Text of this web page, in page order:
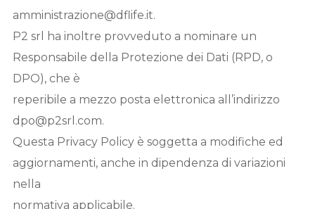
amministrazione@dflife.it.
P2 srl ha inoltre provveduto a nominare un
Responsabile della Protezione dei Dati (RPD, o
DPO), che è
reperibile a mezzo posta elettronica all’indirizzo
dpo@p2srl.com.
Questa Privacy Policy è soggetta a modifiche ed
aggiornamenti, anche in dipendenza di variazioni
nella
normativa applicabile.